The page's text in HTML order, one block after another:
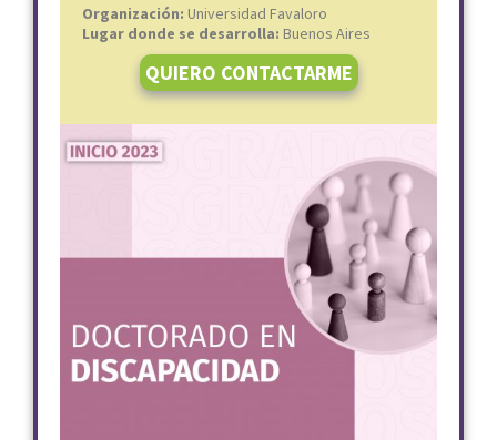
Organización: Universidad Favaloro
Lugar donde se desarrolla: Buenos Aires
QUIERO CONTACTARME